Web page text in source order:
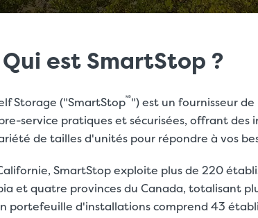
Qui est SmartStop ?
Storage ("SmartStop🅫") est un fournisseur
service pratiques et sécurisées, offrant des
de tailles d'unités pour répondre à vos
SmartStop exploite plus de 220
et quatre provinces du Canada, totalisant
portefeuille d'installations comprend 43